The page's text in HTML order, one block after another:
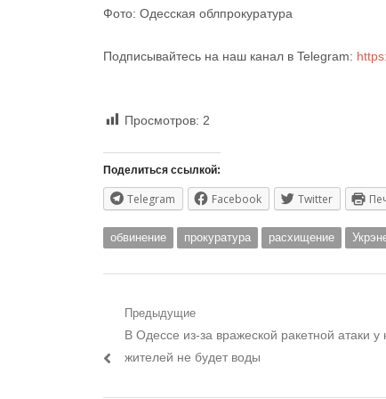
Фото: Одесская облпрокуратура
Подписывайтесь на наш канал в Telegram:
Просмотров: 2
Поделиться ссылкой:
Telegram Facebook Twitter
обвинение прокуратура расхищение
Навигация
по
Предыдущие
Предыдущий
пост:
В Одессе из-за вражеской ракетной атаки у
жителей не будет воды